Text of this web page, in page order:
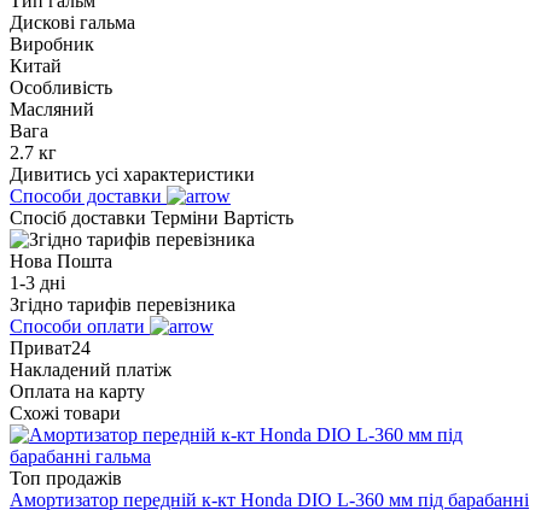
Дискові гальма
Виробник
Китай
Особливість
Масляний
Вага
2.7 кг
Дивитись усі характеристики
Способи доставки
Спосіб доставки Терміни Вартість
Нова Пошта
1-3 дні
Згідно тарифів перевізника
Способи оплати
Приват24
Накладений платіж
Оплата на карту
Схожі товари
Топ продажів
Амортизатор передній к-кт Honda DIO L-360 мм під барабанні